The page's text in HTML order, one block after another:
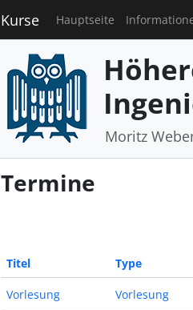
Kurse Hauptseite
Moritz
Termine
Titel Type
Vorlesung Vorlesung